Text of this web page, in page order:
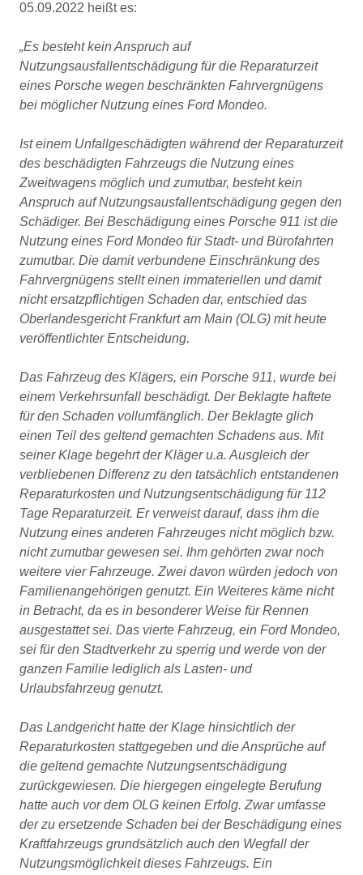
05.09.2022 heißt es:
„Es besteht kein Anspruch auf
Nutzungsausfallentschädigung für die Reparaturzeit
eines Porsche wegen beschränkten Fahrvergnügens
bei möglicher Nutzung eines Ford Mondeo.
Ist einem Unfallgeschädigten während der Reparaturzeit
des beschädigten Fahrzeugs die Nutzung eines
Zweitwagens möglich und zumutbar, besteht kein
Anspruch auf Nutzungsausfallentschädigung gegen den
Schädiger. Bei Beschädigung eines Porsche 911 ist die
Nutzung eines Ford Mondeo für Stadt- und Bürofahrten
zumutbar. Die damit verbundene Einschränkung des
Fahrvergnügens stellt einen immateriellen und damit
nicht ersatzpflichtigen Schaden dar, entschied das
Oberlandesgericht Frankfurt am Main (OLG) mit heute
veröffentlichter Entscheidung.
Das Fahrzeug des Klägers, ein Porsche 911, wurde bei
einem Verkehrsunfall beschädigt. Der Beklagte haftete
für den Schaden vollumfänglich. Der Beklagte glich
einen Teil des geltend gemachten Schadens aus. Mit
seiner Klage begehrt der Kläger u.a. Ausgleich der
verbliebenen Differenz zu den tatsächlich entstandenen
Reparaturkosten und Nutzungsentschädigung für 112
Tage Reparaturzeit. Er verweist darauf, dass ihm die
Nutzung eines anderen Fahrzeuges nicht möglich bzw.
nicht zumutbar gewesen sei. Ihm gehörten zwar noch
weitere vier Fahrzeuge. Zwei davon würden jedoch von
Familienangehörigen genutzt. Ein Weiteres käme nicht
in Betracht, da es in besonderer Weise für Rennen
ausgestattet sei. Das vierte Fahrzeug, ein Ford Mondeo,
sei für den Stadtverkehr zu sperrig und werde von der
ganzen Familie lediglich als Lasten- und
Urlaubsfahrzeug genutzt.
Das Landgericht hatte der Klage hinsichtlich der
Reparaturkosten stattgegeben und die Ansprüche auf
die geltend gemachte Nutzungsentschädigung
zurückgewiesen. Die hiergegen eingelegte Berufung
hatte auch vor dem OLG keinen Erfolg. Zwar umfasse
der zu ersetzende Schaden bei der Beschädigung eines
Kraftfahrzeugs grundsätzlich auch den Wegfall der
Nutzungsmöglichkeit dieses Fahrzeugs. Ein